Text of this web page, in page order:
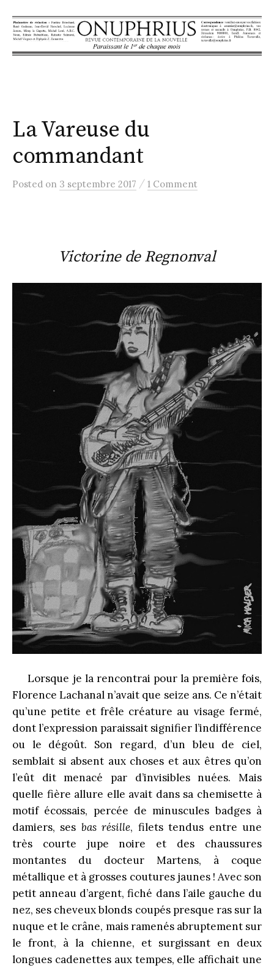
k
i
p
o
n
t
n
La Vareuse du
commandant
Posted on 3 septembre 2017 / 1 Comment
Victorine de Regnonval
Lorsque je la rencontrai pour la première fois,
Florence Lachanaln’avait que seize ans. Ce n’était
qu’une petite et frêle créature au visage fermé,
dont l’expression paraissait signifier l’indifférence
ou le dégoût. Son regard, d’un bleu de ciel,
semblait si absent aux choses et aux êtres qu’on
l’eût dit menacé par d’invisibles nuées. Mais
quelle fière allure elle avait dans sa chemisette à
motif écossais, percée de minuscules badges à
damiers, ses bas résille, filets tendus entre une
très courte jupe noire et des chaussures
montantes du docteur Martens, à coque
métallique et à grosses coutures jaunes ! Avec son
petit anneau d’argent, fiché dans l’aile gauche du
nez, ses cheveux blonds coupés presque ras sur la
nuque et le crâne, mais ramenés abruptement sur
le front, à la chienne, et surgissant en deux
longues cadenettes aux tempes, elle affichait une